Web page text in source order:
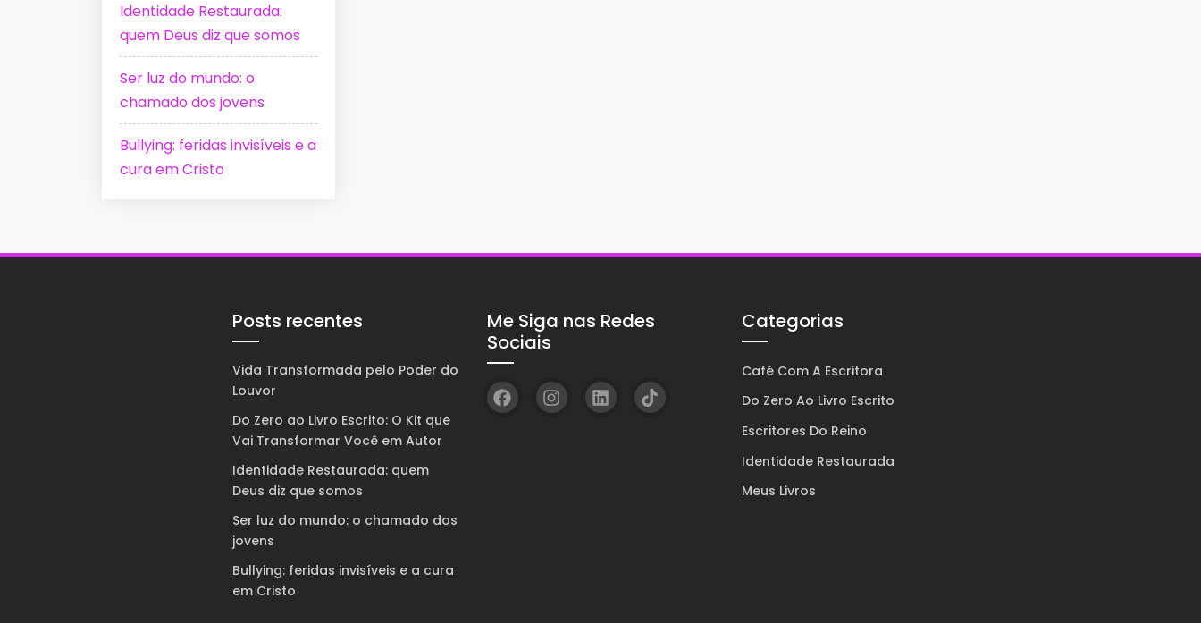
Identidade Restaurada:
quem Deus diz que somos
Ser luz do mundo: o
chamado dos jovens
Bullying: feridas invisíveis e a
cura em Cristo
Posts recentes
Vida Transformada pelo Poder do
Louvor
Do Zero ao Livro Escrito: O Kit que
Vai Transformar Você em Autor
Identidade Restaurada: quem
Deus diz que somos
Ser luz do mundo: o chamado dos
jovens
Bullying: feridas invisíveis e a cura
em Cristo
Me Siga nas Redes
Sociais
Categorias
Café Com A Escritora
Do Zero Ao Livro Escrito
Escritores Do Reino
Identidade Restaurada
Meus Livros